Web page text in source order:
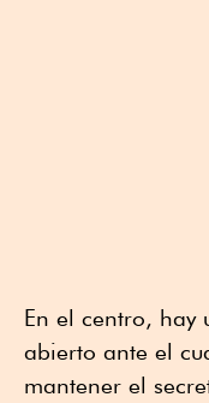
En el centro, hay
abierto ante el
mantener el